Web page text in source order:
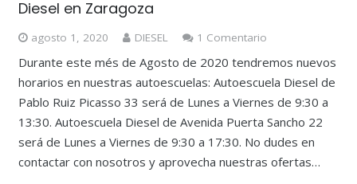
Diesel en Zaragoza
agosto 1, 2020 DIESEL 1 Comentario
Durante este més de Agosto de 2020 tendremos nuevos
horarios en nuestras autoescuelas: Autoescuela Diesel de
Pablo Ruiz Picasso 33 será de Lunes a Viernes de 9:30 a
13:30. Autoescuela Diesel de Avenida Puerta Sancho 22
será de Lunes a Viernes de 9:30 a 17:30. No dudes en
contactar con nosotros y aprovecha nuestras ofertas…